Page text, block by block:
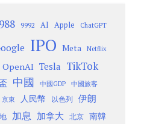
9992 AI Apple ChatGPT
IPO Meta Netflix
OpenAI Tesla TikTok
中國 中國GDP 中國旅客
京東 人民幣 以色列 伊朗
加息 加拿大 北京
南韓